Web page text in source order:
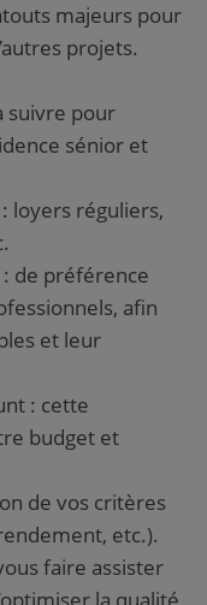
majeurs pour
projets.
suivre pour
sénior et
loyers réguliers,
de préférence
afin
et leur
: cette
budget et
de vos critères
etc.).
faire assister